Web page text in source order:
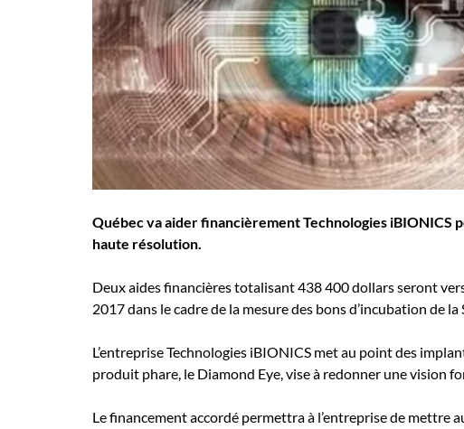
Employeurs
Publiez une offre d'emploi
Québec va aider financièrement Technologies iBIONICS
haute résolution.
Deux aides financières totalisant 438 400 dollars seront
2017 dans le cadre de la mesure des bons d’incubation de
L’entreprise Technologies iBIONICS met au point des
produit phare, le Diamond Eye, vise à redonner une vision
Le financement accordé permettra à l’entreprise de